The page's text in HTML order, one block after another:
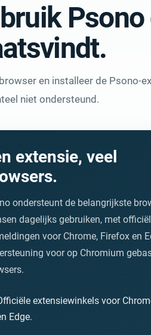
en installeer de Psono-
niet ondersteund.
extensie, veel
ondersteunt de belangrijkste
dagelijks gebruiken, met
voor Chrome, Firefox en
voor op Chromium
extensiewinkels voor
Edge.